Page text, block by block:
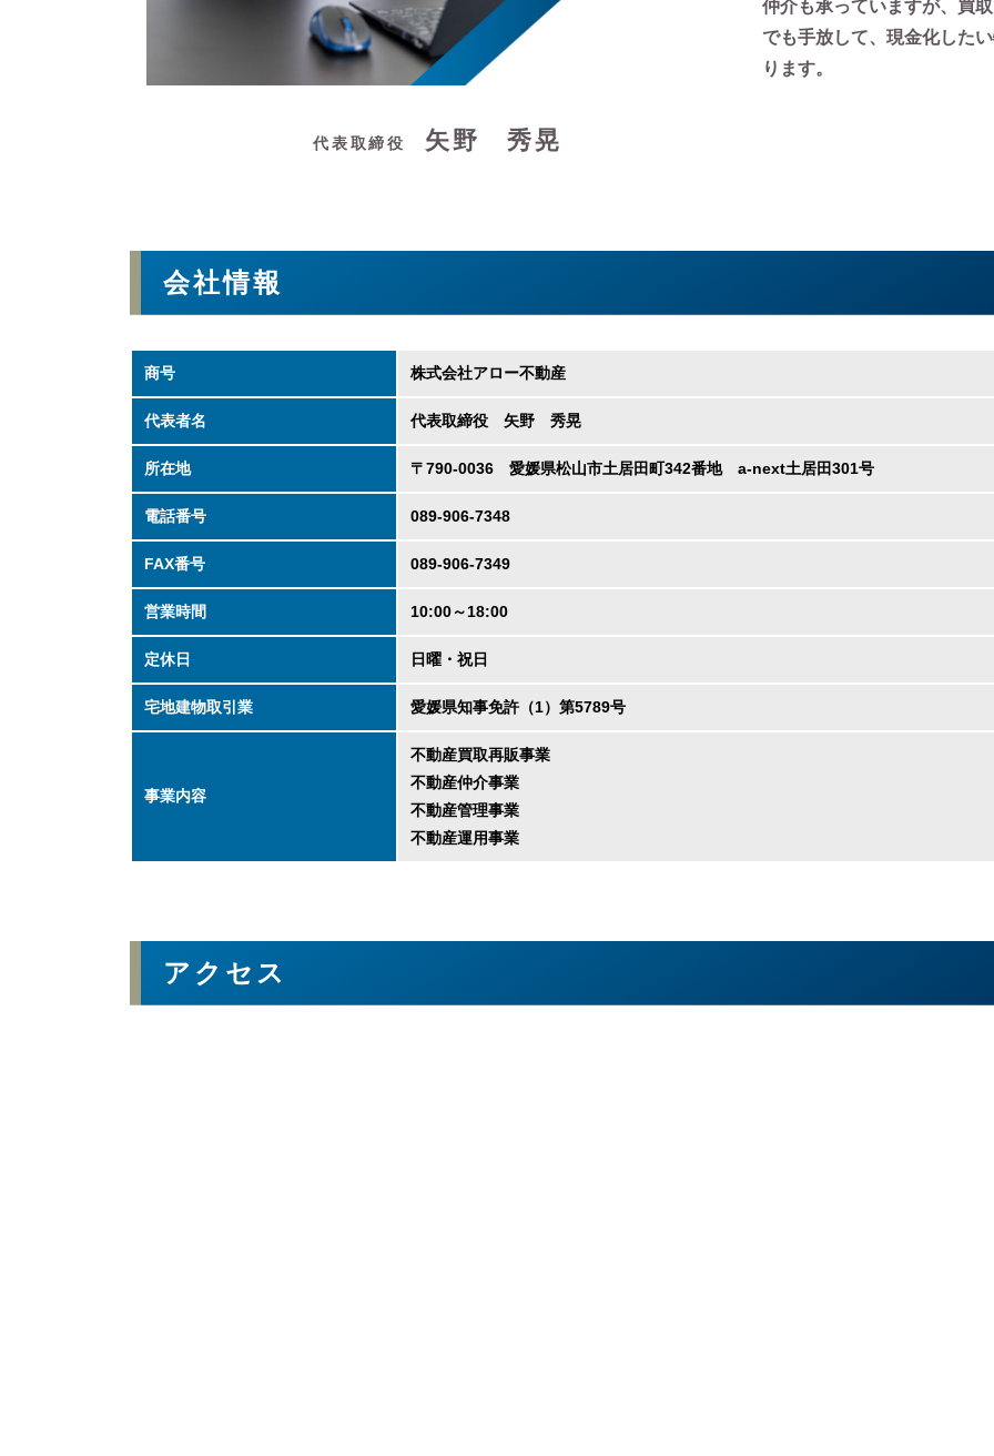
代表取締役 矢野 秀晃
仲介も承っていますが、買
でも手放して、現金化した
ります。
会社情報
商号 株式会社アロー不動産
代表者名 代表取締役 矢野 秀晃
所在地 〒790-0036 愛媛県松山市土居田町342番地 a-next土居田301号
電話番号 089-906-7348
FAX番号 089-906-7349
営業時間 10:00～18:00
定休日 日曜・祝日
宅地建物取引業 愛媛県知事免許（1）第5789号
事業内容
不動産買取再販事業
不動産仲介事業
不動産管理事業
不動産運用事業
アクセス